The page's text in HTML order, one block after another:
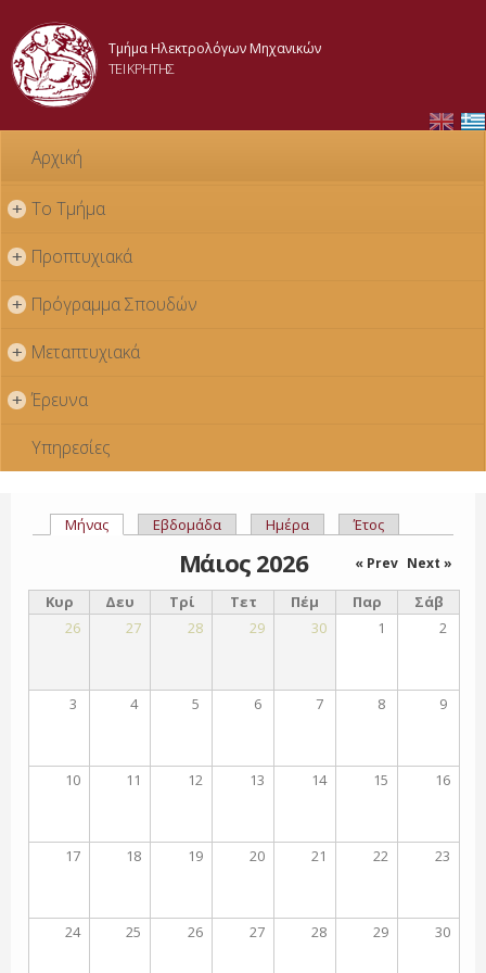
κυρίως
Τμήμα Ηλεκτρολόγων Μηχανικών
ΤΕΙ ΚΡΗΤΗΣ
Αρχική
+ Το Τμήμα
+ Προπτυχιακά
+ Πρόγραμμα Σπουδών
+ Μεταπτυχιακά
+ Έρευνα
Υπηρεσίες
Πρωτεύουσες καρτέλες
Μήνας(ενεργή καρτέλα)
Εβδομάδα Ημέρα Έτος
Μάιος 2026 « Prev Next »
Κυρ Δευ Τρί Τετ Πέμ Παρ
Σάβ
26
27 28 29 30 1 2
3 4 5 6 7 8 9
10 11 12 13 14 15 16
17 18 19 20 21 22 23
24 25 26 27 28 29 30